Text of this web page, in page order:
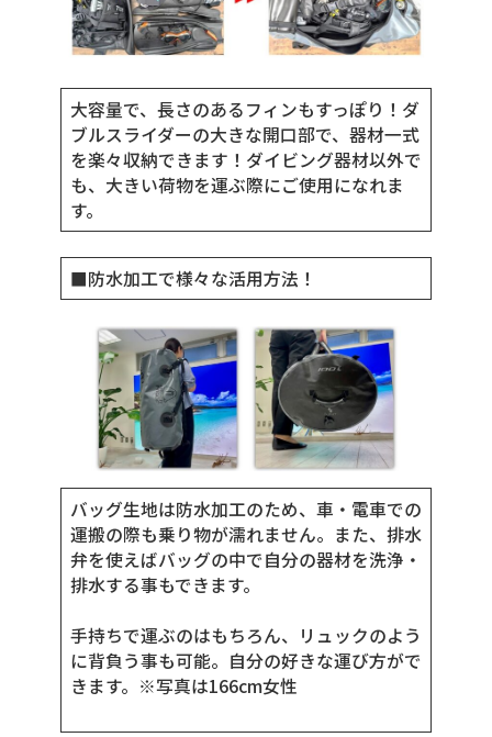
大容量で、長さのあるフィンもすっぽり！ダ
ブルスライダーの大きな開口部で、器材一式
を楽々収納できます！ダイビング器材以外で
も、大きい荷物を運ぶ際にご使用になれま
す。
■防水加工で様々な活用方法！
バッグ生地は防水加工のため、車・電車での
運搬の際も乗り物が濡れません。また、排水
弁を使えばバッグの中で自分の器材を洗浄・
排水する事もできます。
手持ちで運ぶのはもちろん、リュックのよう
に背負う事も可能。自分の好きな運び方がで
きます。※写真は166cm女性